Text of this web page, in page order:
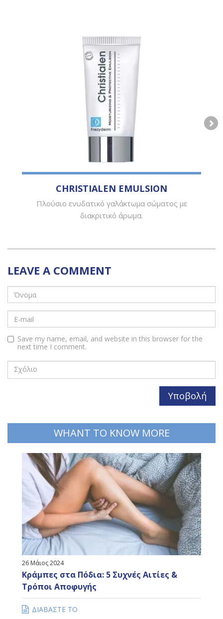
CHRISTIALEN EMULSION
Πλούσιο ενυδατικό γαλάκτωμα σώματος με
διακριτικό άρωμα.
LEAVE A COMMENT
Save my name, email, and website in this browser for the
next time I comment.
WHANT TO KNOW MORE
26 Μάιος 2024
Κράμπες στα Πόδια: 5 Συχνές Αιτίες &
Τρόποι Αποφυγής
ΔΙΑΒΑΣΤΕ ΤΟ